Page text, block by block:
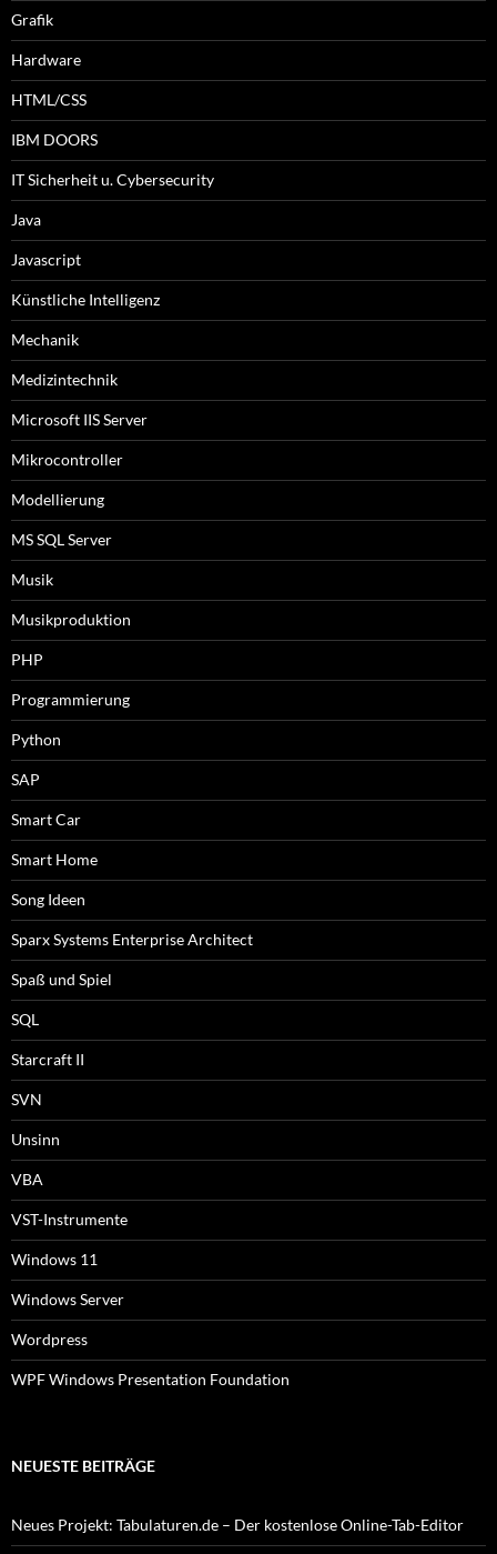
Grafik
Hardware
HTML/CSS
IBM DOORS
IT Sicherheit u. Cybersecurity
Java
Javascript
Künstliche Intelligenz
Mechanik
Medizintechnik
Microsoft IIS Server
Mikrocontroller
Modellierung
MS SQL Server
Musik
Musikproduktion
PHP
Programmierung
Python
SAP
Smart Car
Smart Home
Song Ideen
Sparx Systems Enterprise Architect
Spaß und Spiel
SQL
Starcraft II
SVN
Unsinn
VBA
VST-Instrumente
Windows 11
Windows Server
Wordpress
WPF Windows Presentation Foundation
NEUESTE BEITRÄGE
Neues Projekt: Tabulaturen.de – Der kostenlose Online-Tab-Editor